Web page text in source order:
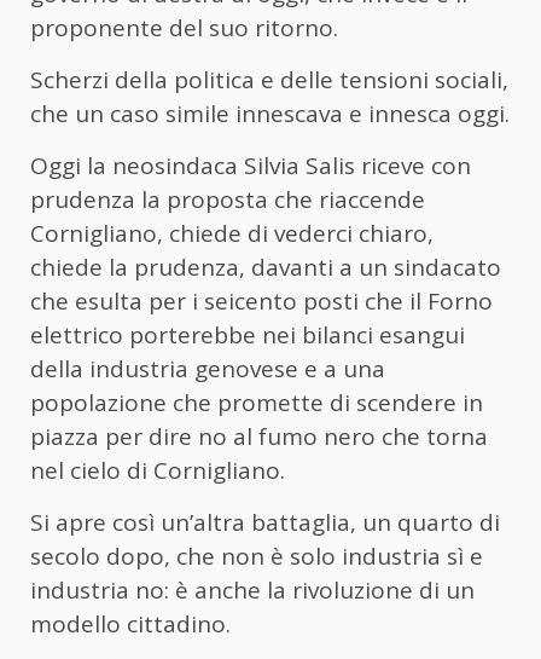
proponente del suo ritorno.
Scherzi della politica e delle tensioni sociali,
che un caso simile innescava e innesca oggi.
Oggi la neosindaca Silvia Salis riceve con
prudenza la proposta che riaccende
Cornigliano, chiede di vederci chiaro,
chiede la prudenza, davanti a un sindacato
che esulta per i seicento posti che il Forno
elettrico porterebbe nei bilanci esangui
della industria genovese e a una
popolazione che promette di scendere in
piazza per dire no al fumo nero che torna
nel cielo di Cornigliano.
Si apre così un’altra battaglia, un quarto di
secolo dopo, che non è solo industria sì e
industria no: è anche la rivoluzione di un
modello cittadino.